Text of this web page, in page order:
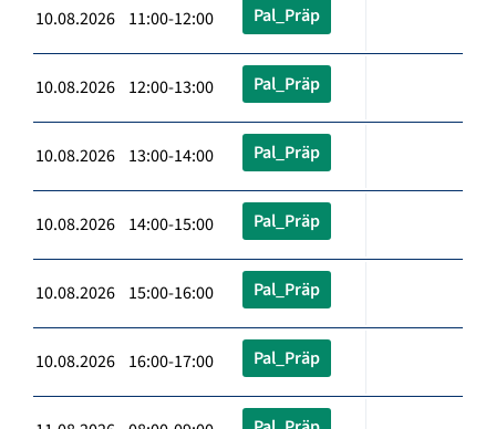
10.08.2026 11:00-12:00 Pal_Präp
10.08.2026 12:00-13:00 Pal_Präp
10.08.2026 13:00-14:00 Pal_Präp
10.08.2026 14:00-15:00 Pal_Präp
10.08.2026 15:00-16:00 Pal_Präp
10.08.2026 16:00-17:00 Pal_Präp